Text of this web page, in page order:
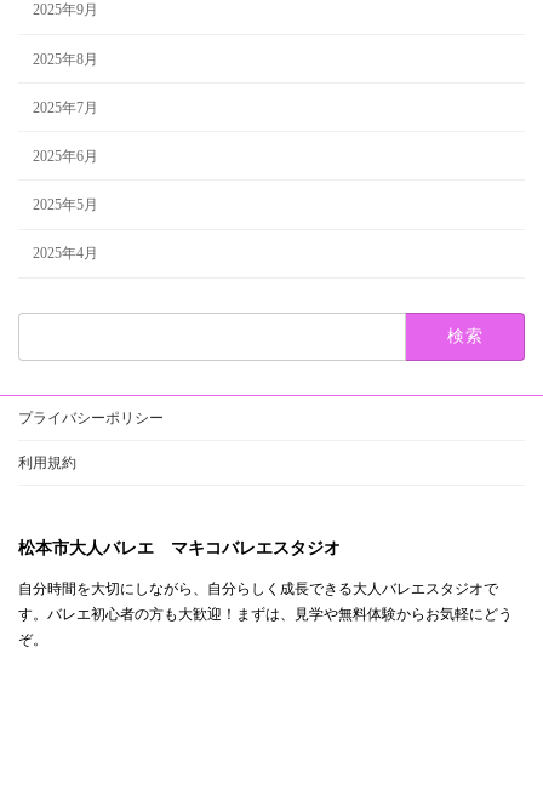
2025年9月
2025年8月
2025年7月
2025年6月
2025年5月
2025年4月
索:
プライバシーポリシー
利用規約
松本市大人バレエ マキコバレエスタジオ
自分時間を大切にしながら、自分らしく成長できる大人バレエスタジオで
す。バレエ初心者の方も大歓迎！まずは、見学や無料体験からお気軽にどう
ぞ。